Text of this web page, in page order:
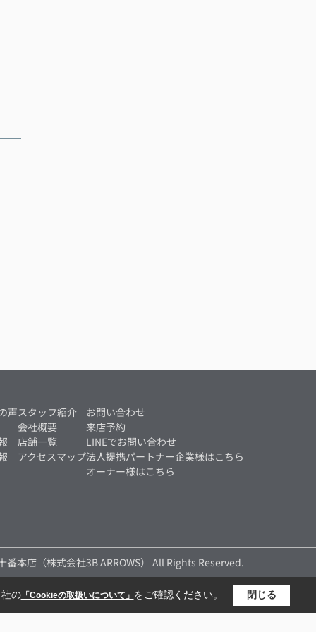
声スタッフ紹介
会社概要
店舗一覧
アクセスマップ
お問い合わせ
来店予約
LINEでお問い合わせ
法人提携パートナー企業様はこちら
オーナー様はこちら
番本店（株式会社3B ARROWS） All Rights Reserved.
の「Cookieの取扱いについて」 をご確認ください。 閉じる